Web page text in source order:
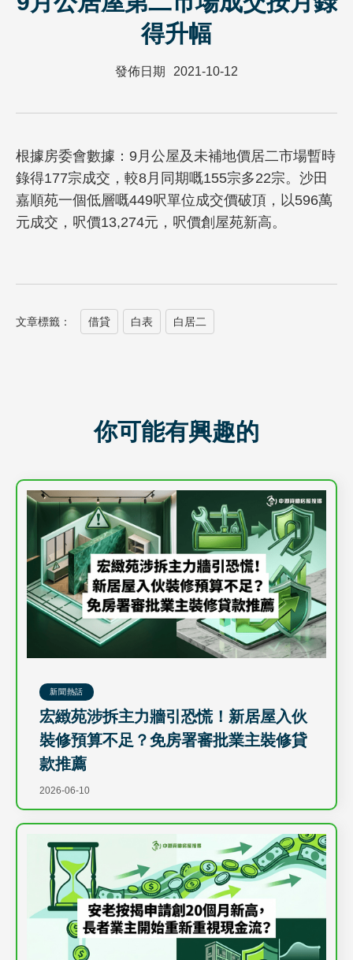
得升幅
發佈日期 2021-10-12
根據房委會數據：9月公屋及未補地價居二市場暫時
錄得177宗成交，較8月同期嘅155宗多22宗。沙田
嘉順苑一個低層嘅449呎單位成交價破頂，以596萬
元成交，呎價13,274元，呎價創屋苑新高。
文章標籤： 借貸 白表 白居二
你可能有興趣的
新聞熱話
宏緻苑涉拆主力牆引恐慌！新居屋入伙
裝修預算不足？免房署審批業主裝修貸
款推薦
2026-06-10